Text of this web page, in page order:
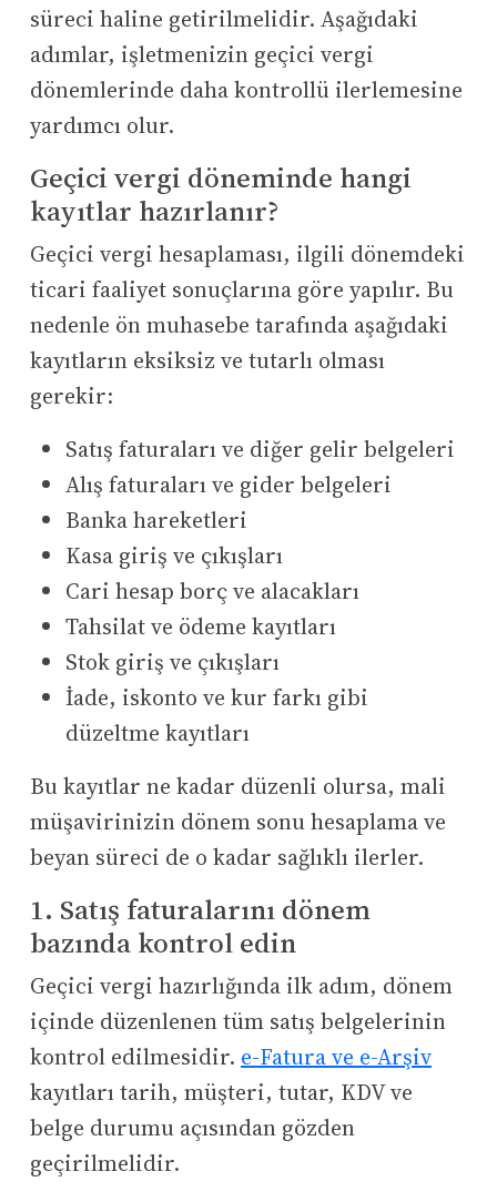
süreci haline getirilmelidir. Aşağıdaki
adımlar, işletmenizin geçici vergi
dönemlerinde daha kontrollü ilerlemesine
yardımcı olur.
Geçici vergi döneminde hangi
kayıtlar hazırlanır?
Geçici vergi hesaplaması, ilgili dönemdeki
ticari faaliyet sonuçlarına göre yapılır. Bu
nedenle ön muhasebe tarafında aşağıdaki
kayıtların eksiksiz ve tutarlı olması
gerekir:
Satış faturaları ve diğer gelir belgeleri
Alış faturaları ve gider belgeleri
Banka hareketleri
Kasa giriş ve çıkışları
Cari hesap borç ve alacakları
Tahsilat ve ödeme kayıtları
Stok giriş ve çıkışları
İade, iskonto ve kur farkı gibi
düzeltme kayıtları
Bu kayıtlar ne kadar düzenli olursa, mali
müşavirinizin dönem sonu hesaplama ve
beyan süreci de o kadar sağlıklı ilerler.
1. Satış faturalarını dönem
bazında kontrol edin
Geçici vergi hazırlığında ilk adım, dönem
içinde düzenlenen tüm satış belgelerinin
kontrol edilmesidir. e-Fatura ve e-Arşiv
kayıtları tarih, müşteri, tutar, KDV ve
belge durumu açısından gözden
geçirilmelidir.